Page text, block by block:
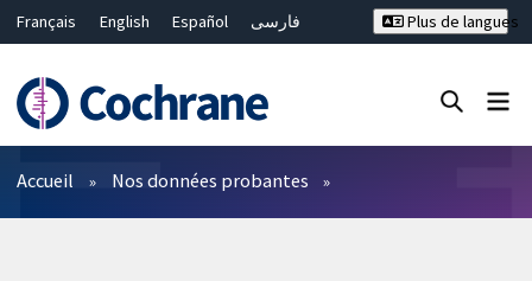
Français English Español
فارسی
Bahasa Malaysia
ไทย
繁體中文
简体中文
Plus de langues
Filtres
Accueil Nos données probantes